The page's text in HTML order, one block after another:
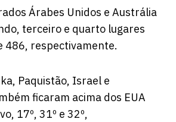
Árabes Unidos e Austrália
terceiro e quarto lugares
486, respectivamente.
Paquistão, Israel e
ficaram acima dos EUA
17º, 31º e 32º,